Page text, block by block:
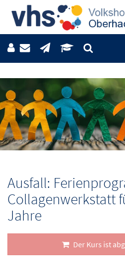
Ausfall:
Collagenwerkstatt
Jahre
Der Kurs ist